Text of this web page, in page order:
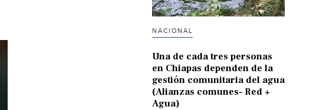
NACIONAL
Una de cada tres personas
en Chiapas dependen de la
gestión comunitaria del agua
(Alianzas comunes- Red +
Agua)